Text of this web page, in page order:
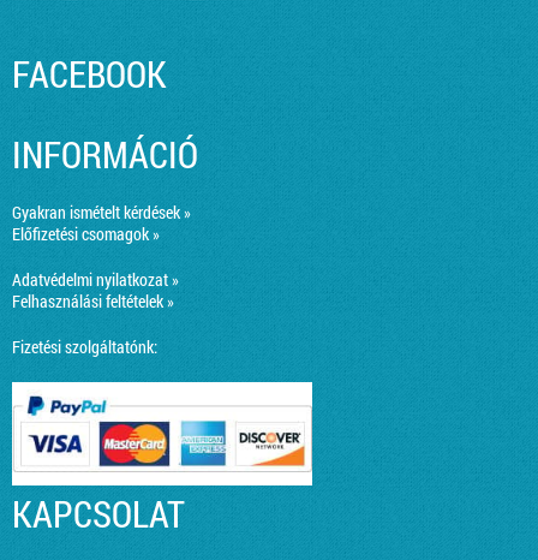
FACEBOOK
INFORMÁCIÓ
Gyakran ismételt kérdések »
Előfizetési csomagok »
Adatvédelmi nyilatkozat »
Felhasználási feltételek »
Fizetési szolgáltatónk:
KAPCSOLAT